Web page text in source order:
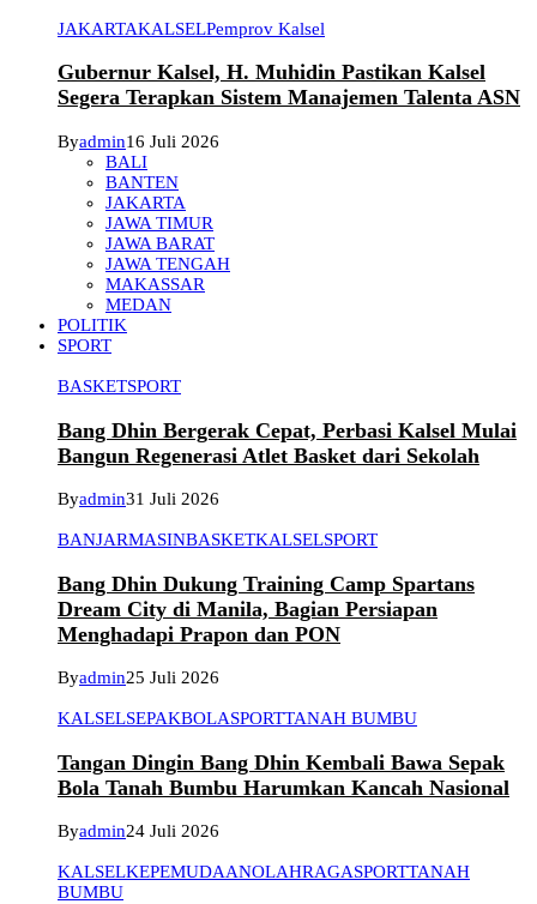
JAKARTAKALSELPemprov Kalsel
Gubernur Kalsel, H. Muhidin Pastikan Kalsel
Segera Terapkan Sistem Manajemen Talenta ASN
Byadmin16 Juli 2026
BALI
BANTEN
JAKARTA
JAWA TIMUR
JAWA BARAT
JAWA TENGAH
MAKASSAR
MEDAN
POLITIK
SPORT
BASKETSPORT
Bang Dhin Bergerak Cepat, Perbasi Kalsel Mulai
Bangun Regenerasi Atlet Basket dari Sekolah
Byadmin31 Juli 2026
BANJARMASINBASKETKALSELSPORT
Bang Dhin Dukung Training Camp Spartans
Dream City di Manila, Bagian Persiapan
Menghadapi Prapon dan PON
Byadmin25 Juli 2026
KALSELSEPAKBOLASPORTTANAH BUMBU
Tangan Dingin Bang Dhin Kembali Bawa Sepak
Bola Tanah Bumbu Harumkan Kancah Nasional
Byadmin24 Juli 2026
KALSELKEPEMUDAANOLAHRAGASPORTTANAH
BUMBU